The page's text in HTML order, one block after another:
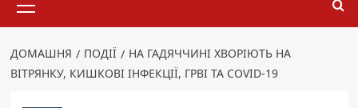
меню
ДОМАШНЯ ПОДІЇ
НА ГАДЯЧЧИНІ ХВОРІЮТЬ НА
ВІТРЯНКУ, КИШКОВІ ІНФЕКЦІЇ, ГРВІ ТА COVID-19